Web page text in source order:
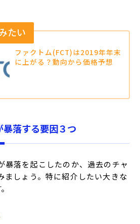
ファクトム(FCT)は2019年年末
に上がる？動向から価格予想
落する要因３つ
暴落を起こしたのか、過去のチャ
ましょう。特に紹介したい大きな